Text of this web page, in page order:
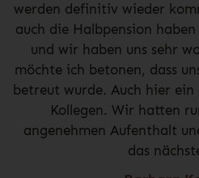
werden definitiv wieder
auch die Halbpension
und wir haben uns sehr
möchte ich betonen, dass
betreut wurde. Auch hier
Kollegen. Wir hatten
angenehmen Aufenthalt
das